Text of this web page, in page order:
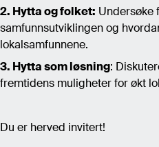
2. Hytta og folket: Undersøke
samfunnsutviklingen og
lokalsamfunnene.
3. Hytta som løsning:
fremtidens muligheter for økt
Du er herved invitert!